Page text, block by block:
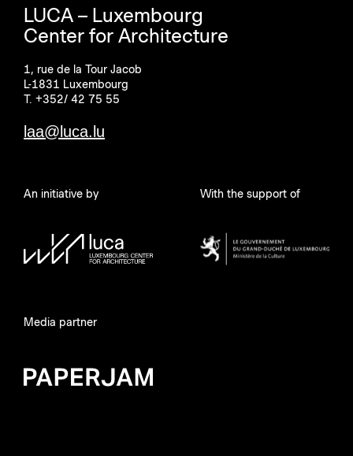
LUCA – Luxembourg
Center for Architecture
1, rue de la Tour Jacob
L-1831 Luxembourg
T. +352/ 42 75 55
laa@luca.lu
An initiative by With the support of
Media partner